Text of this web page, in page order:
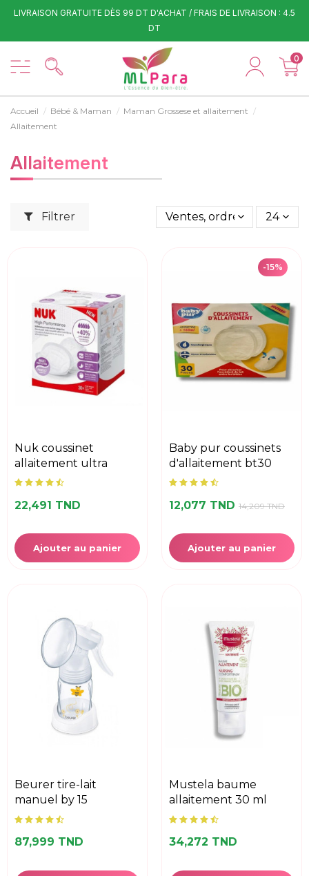
LIVRAISON GRATUITE DÈS 99 DT D'ACHAT / FRAIS DE LIVRAISON : 4.5
DT
0
Accueil Bébé & Maman
Maman Grossese et allaitement
Allaitement
Allaitement
Filtrer Ventes, ordre décroissant
24
nuk coussinet
allaitement ultra
22,491 TND
Ajouter au panier
-15%
baby pur coussinets
d'allaitement bt30
12,077 TND 14,209 TND
Ajouter au panier
beurer tire-lait
manuel by 15
87,999 TND
mustela baume
allaitement 30 ml
34,272 TND